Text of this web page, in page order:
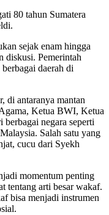
80 tahun Sumatera
sejak enam hingga
diskusi. Pemerintah
daerah di
di antaranya mantan
Ketua BWI, Ketua
negara seperti
Salah satu yang
cucu dari Syekh
momentum penting
tentang arti besar wakaf.
bisa menjadi instrumen